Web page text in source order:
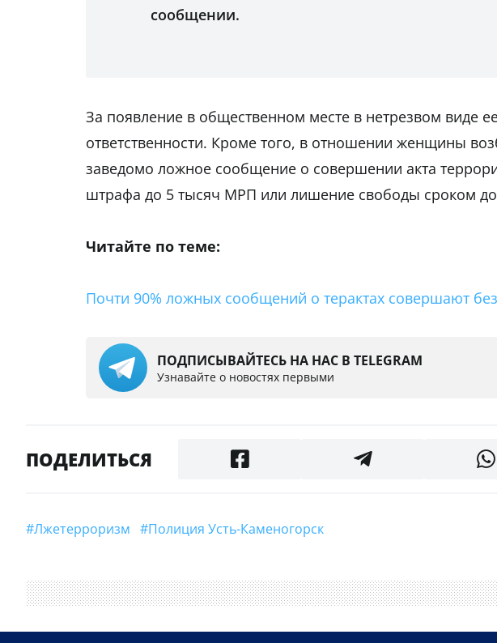
сообщении.
За появление в общественном месте в нетрезвом виде
ответственности. Кроме того, в отношении женщины
заведомо ложное сообщение о совершении акта
штрафа до 5 тысяч МРП или лишение свободы сроком до
Читайте по теме:
Почти 90% ложных сообщений о терактах совершают
ПОДПИСЫВАЙТЕСЬ НА НАС В TELEGRAM
Узнавайте о новостях первыми
ПОДЕЛИТЬСЯ
#лжетерроризм #полиция Усть-Каменогорск